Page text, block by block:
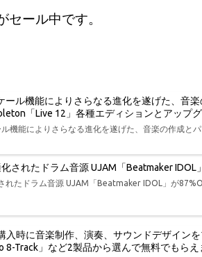
ール中です。
ール機能によりさらなる進化を遂げた、音
「Live 12」各種エディションとアップ
機能によりさらなる進化を遂げた、音楽の作成と
されたドラム音源 UJAM「Beatmaker IDOL
れたドラム音源 UJAM「Beatmaker IDOL」が
入時に音楽制作、演奏、サウンドデザイン
8-Track」など2製品から選んで無料でもらえ